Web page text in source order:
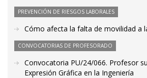
PREVENCIÓN DE RIESGOS LABORALES
Cómo afecta la falta de movilidad a
CONVOCATORIAS DE PROFESORADO
Convocatoria PU/24/066. Profesor
Expresión Gráfica en la Ingeniería